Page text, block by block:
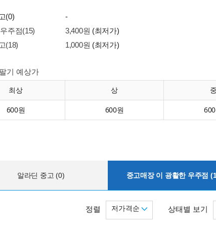
(0)
-
주점(15)
3,400원 (최저가)
(18)
1,000원 (최저가)
기 예상가
최상 상 중
600원 600원
알라딘 중고 (0) 중고매장 이 광활한 우주점
상태별 보기
정렬 저가격순